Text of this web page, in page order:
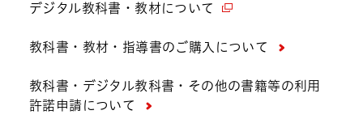
デジタル教科書・教材について
教科書・教材・指導書のご購入について
教科書・デジタル教科書・その他の書籍等の利用
許諾申請について